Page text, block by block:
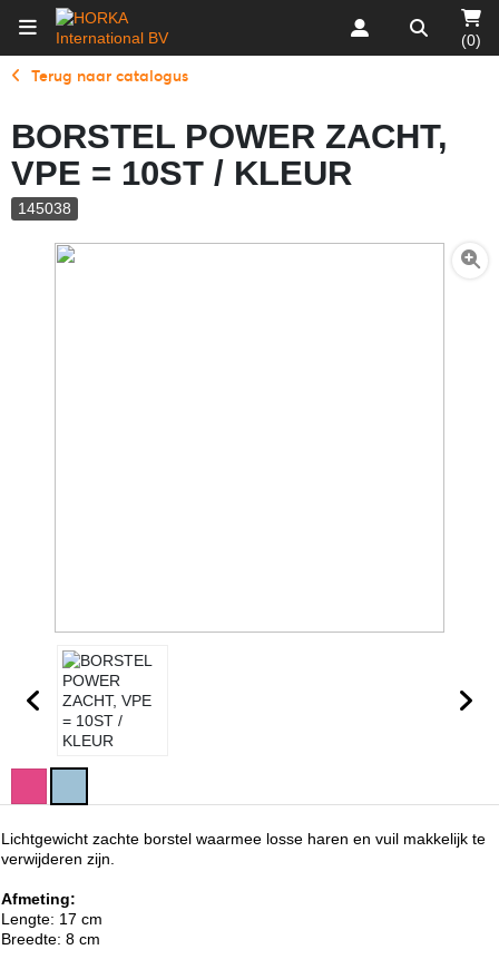
(0)
Terug naar catalogus
BORSTEL POWER ZACHT,
VPE = 10ST / KLEUR
145038
Lichtgewicht zachte borstel waarmee losse haren en vuil makkelijk te
verwijderen zijn.
Afmeting:
Lengte: 17 cm
Breedte: 8 cm